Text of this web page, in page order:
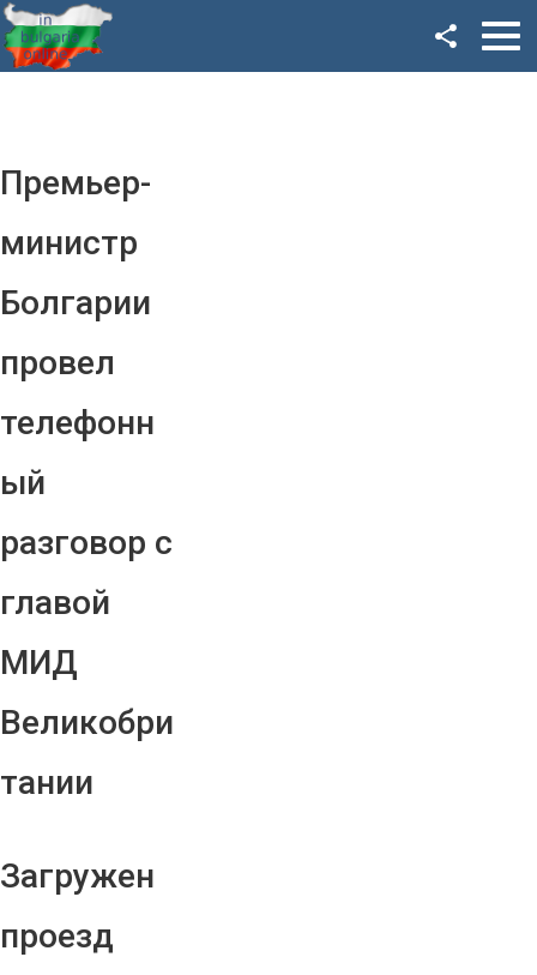
Премьер-
министр
Болгарии
провел
телефонн
ый
разговор с
главой
МИД
Великобри
тании
Загружен
проезд